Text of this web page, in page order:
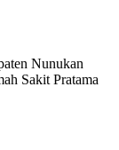
Nunukan
Sakit Pratama